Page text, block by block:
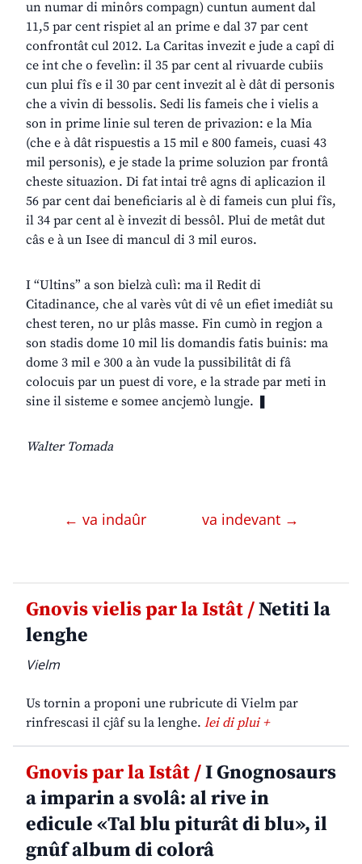
un numar di minôrs compagn) cuntun aument dal
11,5 par cent rispiet al an prime e dal 37 par cent
confrontât cul 2012. La Caritas invezit e jude a capî di
ce int che o fevelìn: il 35 par cent al rivuarde cubiis
cun plui fîs e il 30 par cent invezit al è dât di personis
che a vivin di bessolis. Sedi lis fameis che i vielis a
son in prime linie sul teren de privazion: e la Mia
(che e à dât rispuestis a 15 mil e 800 fameis, cuasi 43
mil personis), e je stade la prime soluzion par frontâ
cheste situazion. Di fat intai trê agns di aplicazion il
56 par cent dai beneficiaris al è di fameis cun plui fîs,
il 34 par cent al è invezit di bessôl. Plui de metât dut
câs e à un Isee di mancul di 3 mil euros.
I “Ultins” a son bielzà culì: ma il Redit di
Citadinance, che al varès vût di vê un efiet imediât su
chest teren, no ur plâs masse. Fin cumò in regjon a
son stadis dome 10 mil lis domandis fatis buinis: ma
dome 3 mil e 300 a àn vude la pussibilitât di fâ
colocuis par un puest di vore, e la strade par meti in
sine il sisteme e somee ancjemò lungje. ❚
Walter Tomada
← va indaûr va indevant →
Gnovis vielis par la Istât /Netiti la
lenghe
Vielm
Us tornin a proponi une rubricute di Vielm par
rinfrescasi il cjâf su la lenghe. lei di plui +
Gnovis par la Istât /I Gnognosaurs
a imparin a svolâ: al rive in
edicule «Tal blu piturât di blu», il
gnûf album di colorâ